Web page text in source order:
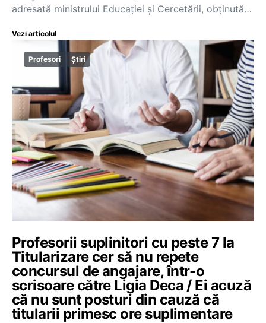
adresată ministrului Educației și Cercetării, obținută…
Vezi articolul
Profesori Știri
Profesorii suplinitori cu peste 7 la
Titularizare cer să nu repete
concursul de angajare, într-o
scrisoare către Ligia Deca / Ei acuză
că nu sunt posturi din cauză că
titularii primesc ore suplimentare